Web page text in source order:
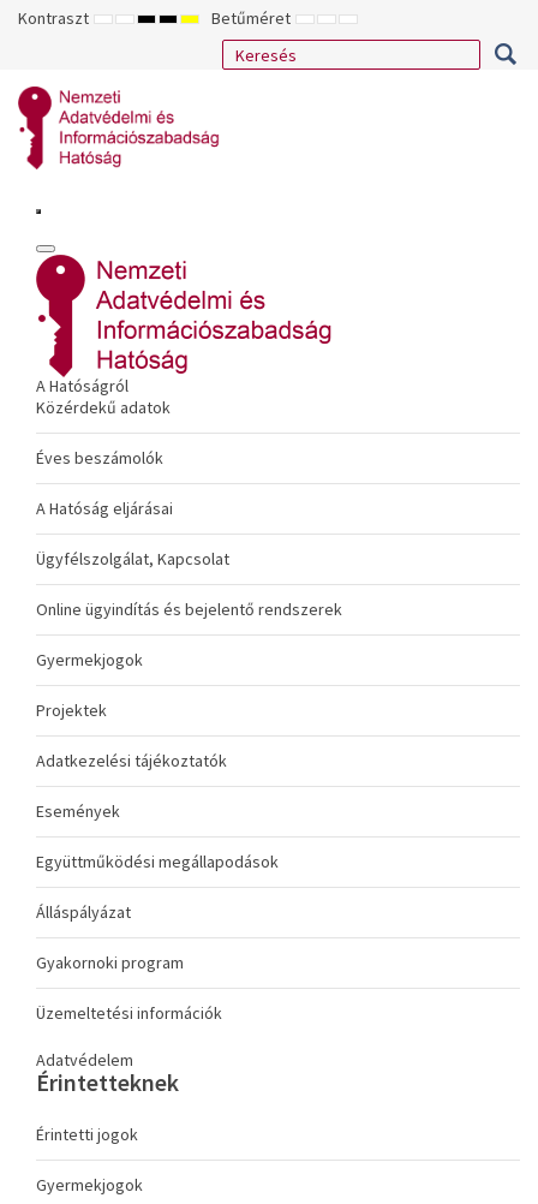
Kontraszt ALAPÉRTELMEZETT
ÉJSZAKAI
NAGY
KONTRASZTÚ
NAGY
KONTRASZTÚ
NAGY
KONTRASZTÚ
SÁRGA
FEKETE
Betűméret KISEBB
BETŰTÍPUS
ALAPÉRTELMEZETT
BETŰMÉRET
NAGYOBB
BETŰMÉRET
A Hatóságról
Közérdekű adatok
Éves beszámolók
A Hatóság eljárásai
Ügyfélszolgálat, Kapcsolat
Online ügyindítás és bejelentő rendszerek
Gyermekjogok
Projektek
Adatkezelési tájékoztatók
Események
Együttműködési megállapodások
Álláspályázat
Gyakornoki program
Üzemeltetési információk
Adatvédelem
Érintetteknek
Érintetti jogok
Gyermekjogok